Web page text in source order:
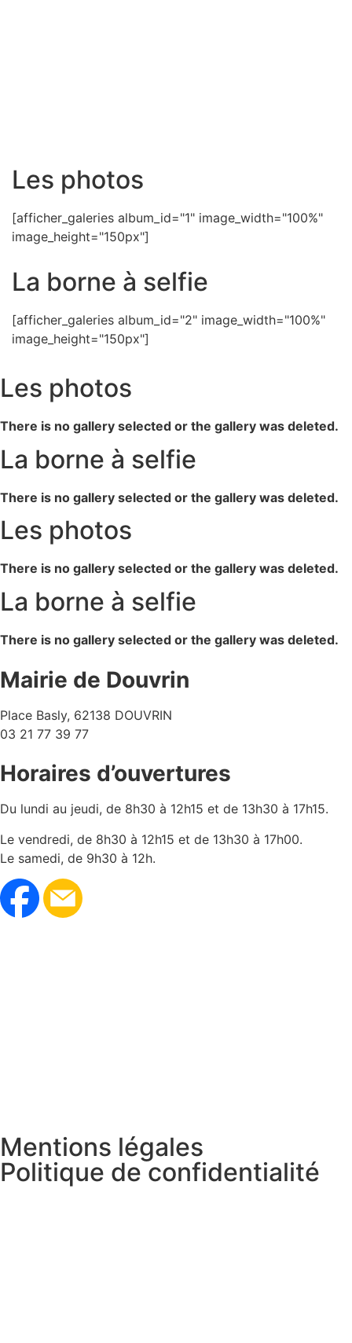
Les photos
[afficher_galeries album_id="1" image_width="100%"
image_height="150px"]
La borne à selfie
[afficher_galeries album_id="2" image_width="100%"
image_height="150px"]
Les photos
There is no gallery selected or the gallery was deleted.
La borne à selfie
There is no gallery selected or the gallery was deleted.
Les photos
There is no gallery selected or the gallery was deleted.
La borne à selfie
There is no gallery selected or the gallery was deleted.
Mairie de Douvrin
Place Basly, 62138 DOUVRIN
03 21 77 39 77
Horaires d’ouvertures
Du lundi au jeudi, de 8h30 à 12h15 et de 13h30 à 17h15.
Le vendredi, de 8h30 à 12h15 et de 13h30 à 17h00.
Le samedi, de 9h30 à 12h.
Mentions légales
Politique de confidentialité